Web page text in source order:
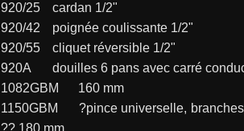
920/25	cardan 1/2"
920/42	poignée coulissante 1/2"
920/55	cliquet réversible 1/2"
920A	douilles 6 pans avec carré
1082GBM	160 mm
1150GBM	?pince universelle, branches gainées confort bi-matières, modèle grande capacité, finition industrielle
?? 180 mm